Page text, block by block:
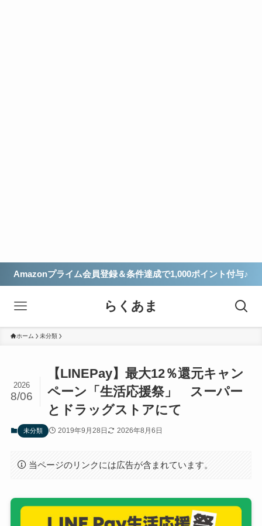
Amazonプライム会員登録＆条件達成で1,000ポイント付与♪
らくあま
ホーム 未分類
【LINEPay】最大12％還元キャン
ペーン「生活応援祭」 スーパー
とドラッグストアにて
2026
8/06
未分類 2019年9月28日 2026年8月6日
当ページのリンクには広告が含まれています。